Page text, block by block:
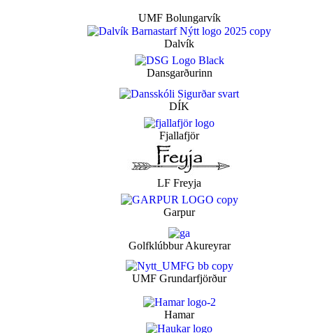
UMF Bolungarvík
Dalvík
Dansgarðurinn
DÍK
Fjallafjör
LF Freyja
Garpur
Golfklúbbur Akureyrar
UMF Grundarfjörður
Hamar